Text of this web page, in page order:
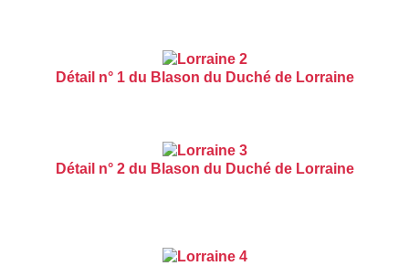
Détail n° 1 du Blason du Duché de Lorraine
Détail n° 2 du Blason du Duché de Lorraine